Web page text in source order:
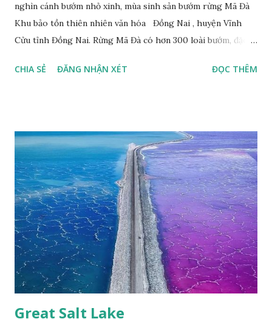
nghìn cánh bướm nhỏ xinh, mùa sinh sản bướm rừng Mã Đà
Khu bảo tồn thiên nhiên văn hóa Đồng Nai , huyện Vĩnh
Cửu tỉnh Đồng Nai. Rừng Mã Đà có hơn 300 loài bướm, đặc
đuôi trắng (Lamproptera curius) đặc trưng là cái đuôi dài
Happy Việt Nam 2024 Vietnam.vn
CHIA SẺ ĐĂNG NHẬN XÉT ĐỌC THÊM
Great Salt Lake